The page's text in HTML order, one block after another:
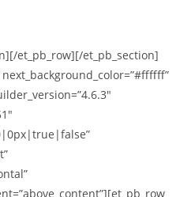
et_pb_row][/et_pb_section]